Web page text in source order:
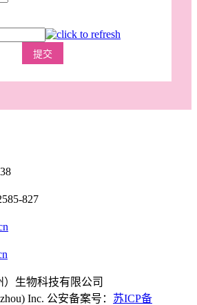
提交
827
生物科技有限公司
Inc. 公安备案号： 苏ICP备